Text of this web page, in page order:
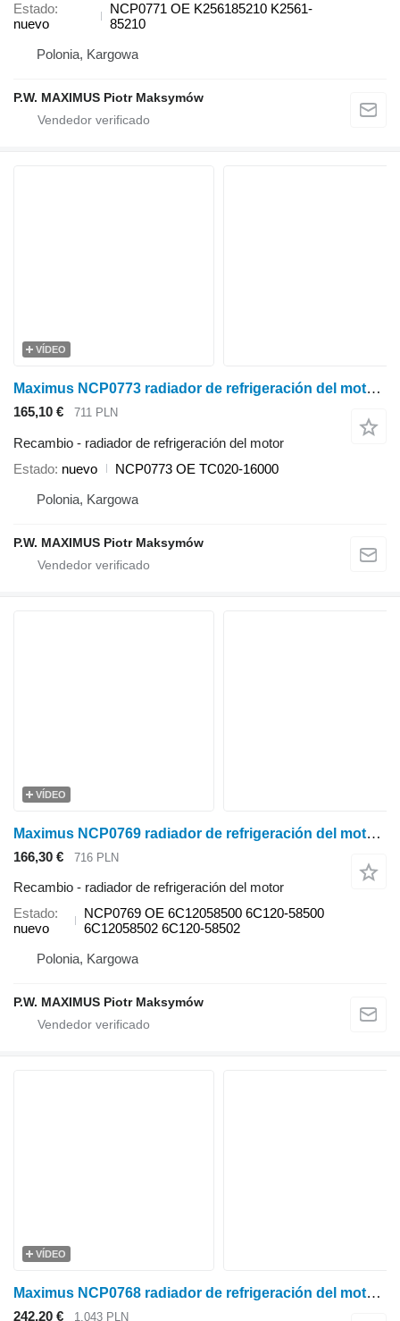
Estado
nuevo
NCP0771 OE K256185210 K2561-
85210
Polonia, Kargowa
P.W. MAXIMUS Piotr Maksymów
VÍDEO
Maximus NCP0773 radiador de refrigeración del motor para Kubota L2600 , L3000 , L4300 , L2800 , L3400 , L3700 minitractor
165,10 € 711 PLN
Recambio - radiador de refrigeración del motor
Estado nuevo
NCP0773 OE TC020-16000
Polonia, Kargowa
P.W. MAXIMUS Piotr Maksymów
VÍDEO
Maximus NCP0769 radiador de refrigeración del motor para Kubota B7500 , B7410 , B7510 , B7610 , minitractor
166,30 € 716 PLN
Recambio - radiador de refrigeración del motor
Estado
nuevo
NCP0769 OE 6C12058500 6C120-58500
6C12058502 6C120-58502
Polonia, Kargowa
P.W. MAXIMUS Piotr Maksymów
VÍDEO
Maximus NCP0768 radiador de refrigeración del motor para Kubota B3000 , B3030 minitractor
242,20 € 1.043 PLN